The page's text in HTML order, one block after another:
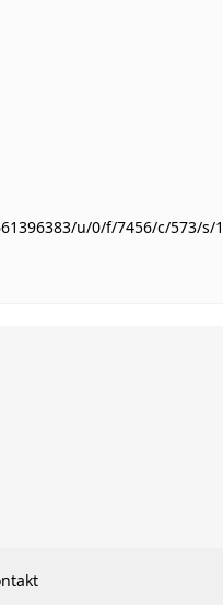
u/0/f/7456/c/573/s/